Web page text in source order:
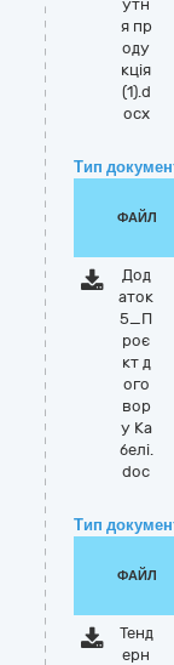
утн
я пр
оду
кція
(1).d
ocx
Тип
ФАЙЛ
Дод
аток
5_П
роє
кт д
ого
вор
у Ка
белі.
doc
Тип
ФАЙЛ
Тенд
ерн